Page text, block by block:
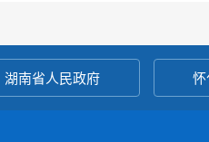
湖南省人民政府